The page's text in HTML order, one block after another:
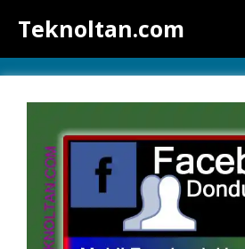
atlaTeknoltan.com